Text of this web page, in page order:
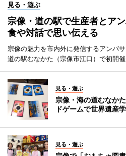
見る・遊ぶ
宗像・道の駅で生産者とア
食や対話で思い伝える
宗像の魅力を市内外に発信するアンバ
道の駅むなかた（宗像市江口）で初開催
見る・遊ぶ
宗像・海の道むなか
ドゲームで世界遺産
見る・遊ぶ